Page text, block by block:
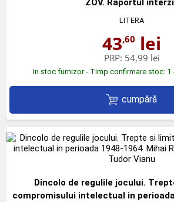
ZOV. Raportul
LITERA
43,60 lei
PRP: 54,99 lei
In stoc furnizor - Timp confirmare stoc: 1
cumpără
Dincolo de regulile jocului.
compromisului intelectual in